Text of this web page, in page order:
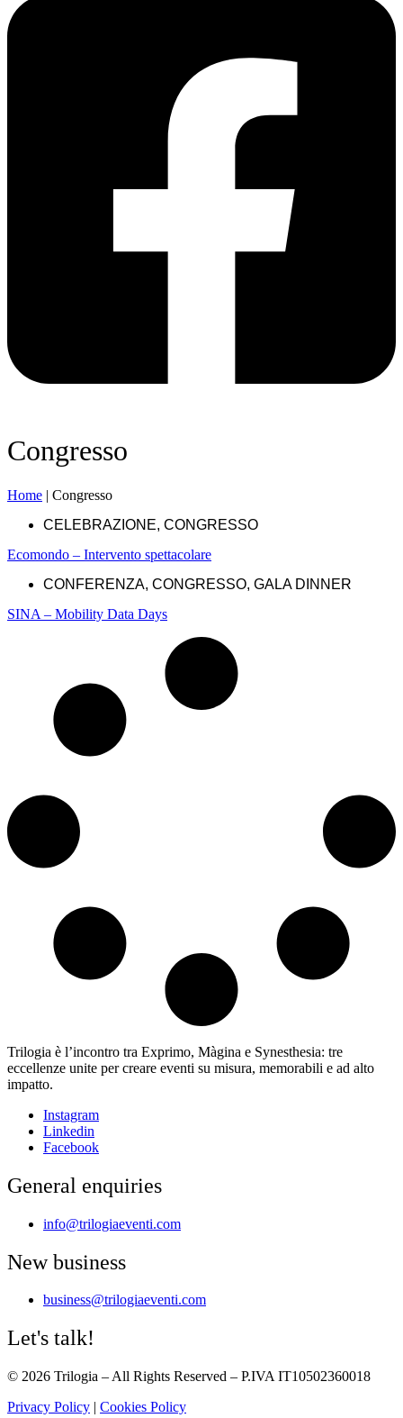
Congresso
Home | Congresso
CELEBRAZIONE, CONGRESSO
Ecomondo – Intervento spettacolare
CONFERENZA, CONGRESSO, GALA DINNER
SINA – Mobility Data Days
Trilogia è l’incontro tra Exprimo, Màgina e Synesthesia: tre
eccellenze unite per creare eventi su misura, memorabili e ad alto
impatto.
Instagram
Linkedin
Facebook
General enquiries
info@trilogiaeventi.com
New business
business@trilogiaeventi.com
Let's talk!
© 2026 Trilogia – All Rights Reserved – P.IVA IT10502360018
Privacy Policy | Cookies Policy